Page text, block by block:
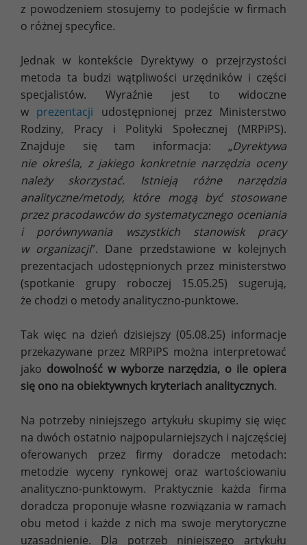
z powodzeniem stosujemy to podejście w firmach
o różnej specyfice.
Jednak w kontekście Dyrektywy o przejrzystości
metoda ta budzi wątpliwości urzędników i części
specjalistów. Wyraźnie jest to widoczne
w prezentacji udostępnionej przez Ministerstwo
Rodziny, Pracy i Polityki Społecznej (MRPiPS).
Znajduje się tam informacja: „Dyrektywa
nie określa, z jakiego konkretnie narzędzia oceny
należy skorzystać. Istnieją różne narzędzia
analityczne/metody, które mogą być stosowane
przez pracodawców do systematycznego oceniania
i porównywania wszystkich stanowisk pracy
w organizacji”. Dane przedstawione w kolejnych
prezentacjach udostępnionych przez ministerstwo
(spotkanie grupy roboczej 15.05.25) sugerują,
że chodzi o metody analityczno-punktowe.
Tak więc na dzień dzisiejszy (05.08.25) informacje
przekazywane przez MRPiPS można interpretować
jako dowolność w wyborze narzędzia, o ile opiera
się ono na obiektywnych kryteriach analitycznych.
Na potrzeby niniejszego artykułu skupimy się więc
na dwóch ostatnio najpopularniejszych i najczęściej
oferowanych przez firmy doradcze metodach:
metodzie wyceny rynkowej oraz wartościowaniu
analityczno-punktowym. Praktycznie każda firma
doradcza proponuje własne rozwiązania w ramach
obu metod i każde z nich ma swoje merytoryczne
uzasadnienie. Dla potrzeb niniejszego artykułu